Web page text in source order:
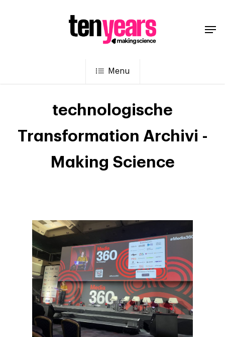
Menu
technologische
Transformation Archivi -
Making Science